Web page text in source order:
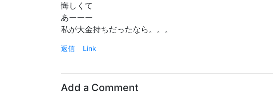
悔しくて
あーーー
私が大金持ちだったなら。。。
返信 Link
Add a Comment